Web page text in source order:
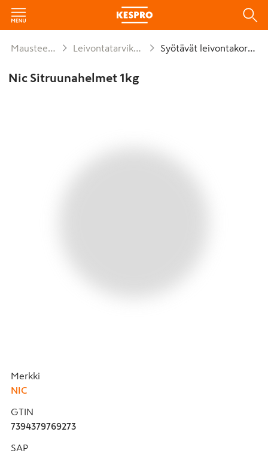
Mausteet ja leivonta Leivontatarvikkeet ja koristelu Syötävät leivontakoristeet
Nic Sitruunahelmet 1kg
Merkki
NIC
GTIN
7394379769273
SAP